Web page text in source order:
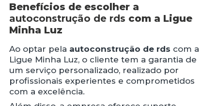
Benefícios de escolher a
autoconstrução de rds com a Ligue
Minha Luz
Ao optar pela autoconstrução de rds com a
Ligue Minha Luz, o cliente tem a garantia de
um serviço personalizado, realizado por
profissionais experientes e comprometidos
com a excelência.